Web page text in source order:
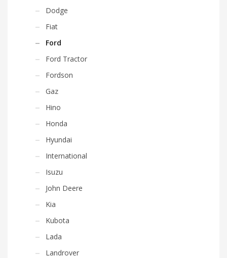
Dodge
Fiat
Ford
Ford Tractor
Fordson
Gaz
Hino
Honda
Hyundai
International
Isuzu
John Deere
Kia
Kubota
Lada
Landrover